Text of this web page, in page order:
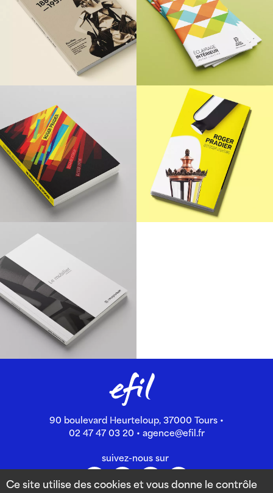
90 boulevard Heurteloup, 37000 Tours •
02 47 47 03 20 • agence@efil.fr
suivez-nous sur
Ce site utilise des cookies et vous donne le contrôle